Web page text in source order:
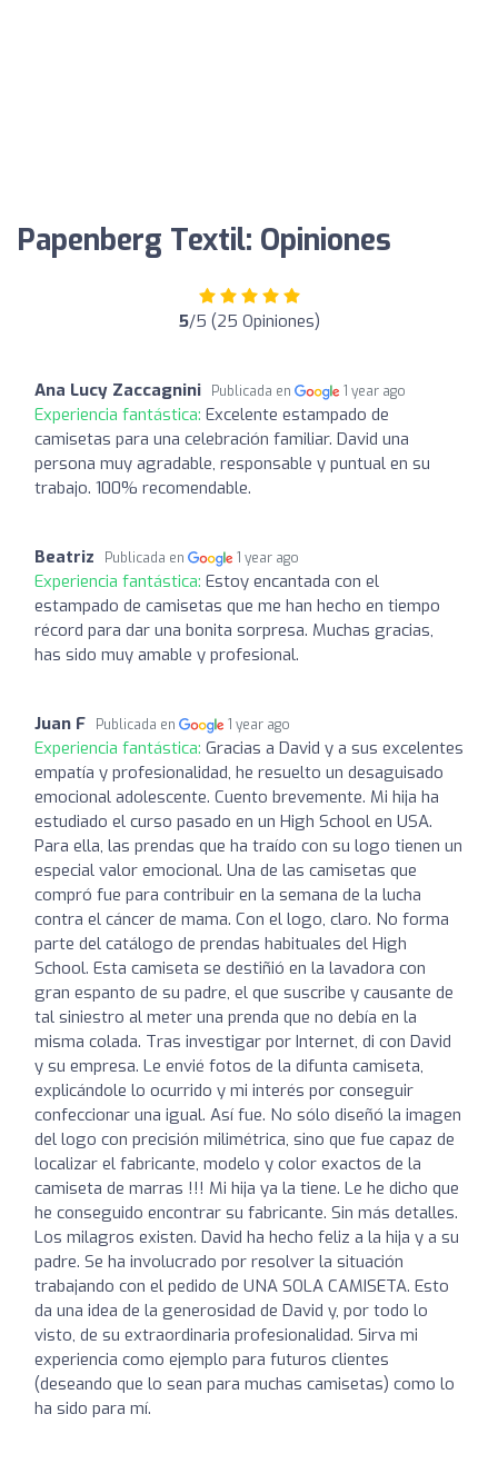
Papenberg Textil: Opiniones
5/5 (25 Opiniones)
Ana Lucy Zaccagnini Publicada en 1 year ago
Experiencia fantástica: Excelente estampado de
camisetas para una celebración familiar. David una
persona muy agradable, responsable y puntual en su
trabajo. 100% recomendable.
Beatriz Publicada en 1 year ago
Experiencia fantástica: Estoy encantada con el
estampado de camisetas que me han hecho en tiempo
récord para dar una bonita sorpresa. Muchas gracias,
has sido muy amable y profesional.
Juan F Publicada en 1 year ago
Experiencia fantástica: Gracias a David y a sus excelentes
empatía y profesionalidad, he resuelto un desaguisado
emocional adolescente. Cuento brevemente. Mi hija ha
estudiado el curso pasado en un High School en USA.
Para ella, las prendas que ha traído con su logo tienen un
especial valor emocional. Una de las camisetas que
compró fue para contribuir en la semana de la lucha
contra el cáncer de mama. Con el logo, claro. No forma
parte del catálogo de prendas habituales del High
School. Esta camiseta se destiñió en la lavadora con
gran espanto de su padre, el que suscribe y causante de
tal siniestro al meter una prenda que no debía en la
misma colada. Tras investigar por Internet, di con David
y su empresa. Le envié fotos de la difunta camiseta,
explicándole lo ocurrido y mi interés por conseguir
confeccionar una igual. Así fue. No sólo diseñó la imagen
del logo con precisión milimétrica, sino que fue capaz de
localizar el fabricante, modelo y color exactos de la
camiseta de marras !!! Mi hija ya la tiene. Le he dicho que
he conseguido encontrar su fabricante. Sin más detalles.
Los milagros existen. David ha hecho feliz a la hija y a su
padre. Se ha involucrado por resolver la situación
trabajando con el pedido de UNA SOLA CAMISETA. Esto
da una idea de la generosidad de David y, por todo lo
visto, de su extraordinaria profesionalidad. Sirva mi
experiencia como ejemplo para futuros clientes
(deseando que lo sean para muchas camisetas) como lo
ha sido para mí.